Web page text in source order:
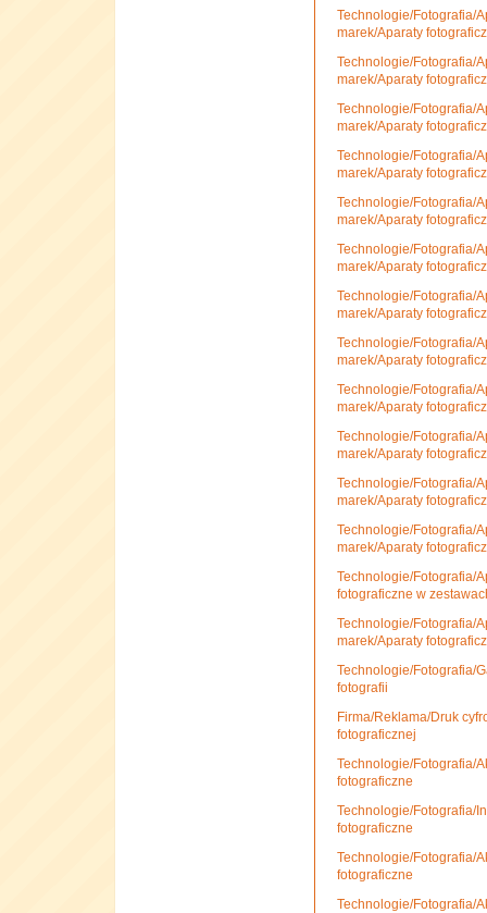
Technologie/Fotografia/
marek/Aparaty
Technologie/Fotografia/
marek/Aparaty
Technologie/Fotografia/
marek/Aparaty
Technologie/Fotografia/
marek/Aparaty
Technologie/Fotografia/
marek/Aparaty
Technologie/Fotografia/
marek/Aparaty
Technologie/Fotografia/
marek/Aparaty
Technologie/Fotografia/
marek/Aparaty
Technologie/Fotografia/
marek/Aparaty
Technologie/Fotografia/
marek/Aparaty
Technologie/Fotografia/
marek/Aparaty
Technologie/Fotografia/
marek/Aparaty
Technologie/Fotografia/
fotograficzne w
Technologie/Fotografia/
marek/Aparaty
Technologie/Fotografia/
fotografii
Firma/Reklama/Druk
fotograficznej
Technologie/Fotografia/
fotograficzne
Technologie/Fotografia/
fotograficzne
Technologie/Fotografia/
fotograficzne
Technologie/Fotografia/